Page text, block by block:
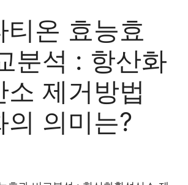
티온 효능효
분석 : 항산화
소 제거방법
의 의미는?